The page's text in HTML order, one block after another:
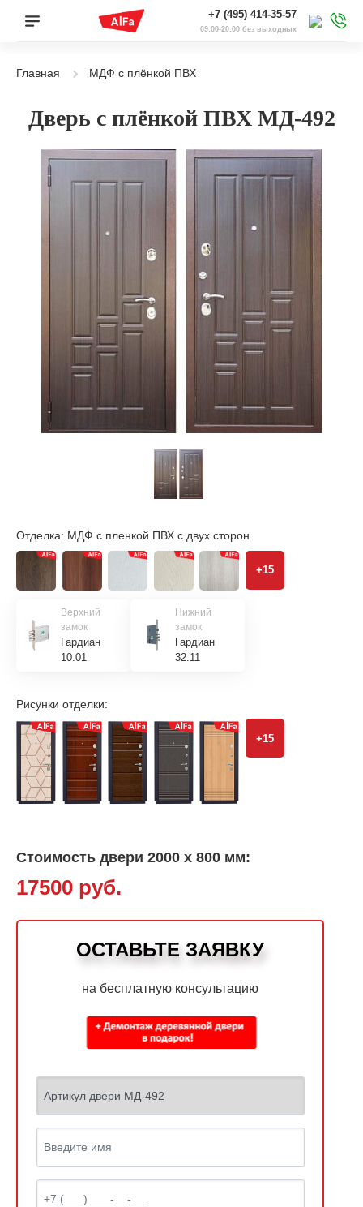
+7 (495) 414-35-57
09:00-20:00 без выходных
Главная МДФ с плёнкой ПВХ
Дверь с плёнкой ПВХ МД-492
Отделка: МДФ с пленкой ПВХ с двух сторон
+15
Верхний
замок
Гардиан
10.01
Нижний
замок
Гардиан
32.11
Рисунки отделки:
+15
Стоимость двери 2000 х 800 мм:
17500 руб.
ОСТАВЬТЕ ЗАЯВКУ
на бесплатную консультацию